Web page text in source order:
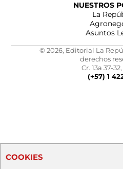
NUESTROS
La
Asuntos
© 2026, Editorial La
derechos
Cr. 13a 37-
(+57) 1
COOKIES